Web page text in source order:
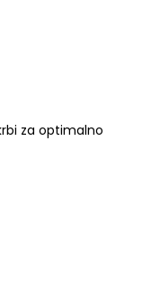
za optimalno